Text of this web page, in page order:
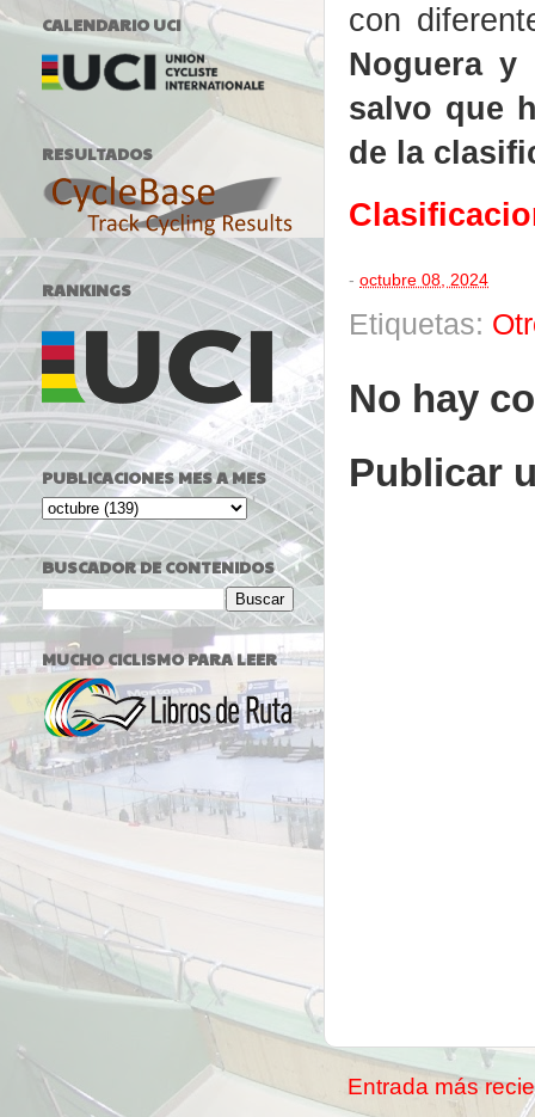
con
Noguera
salvo que
de la
- octubre 08, 2024
Etiquetas:
No hay
Publicar
Entrada más
CALENDARIO UCI
RESULTADOS
RANKINGS
PUBLICACIONES MES A MES
BUSCADOR DE CONTENIDOS
MUCHO CICLISMO PARA LEER